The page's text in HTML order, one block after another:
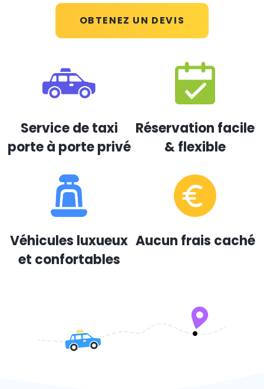
OBTENEZ UN DEVIS
Service de taxi
porte à porte privé
Réservation facile
& flexible
Véhicules luxueux
et confortables
Aucun frais caché